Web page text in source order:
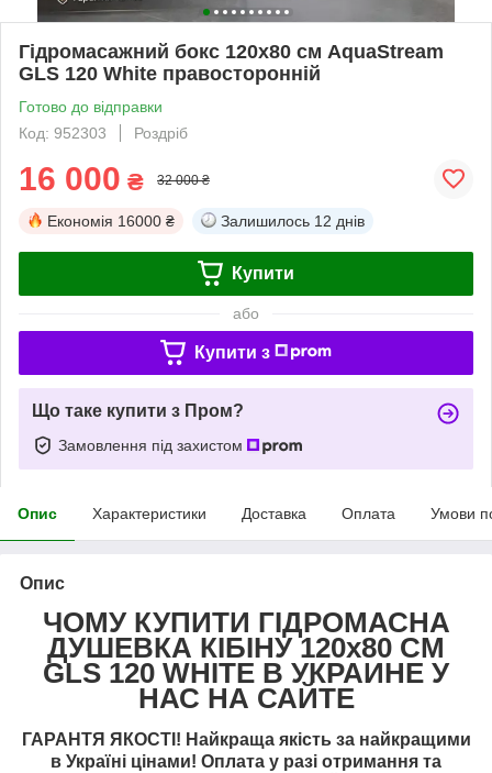
Гідромасажний бокс 120х80 см AquaStream
GLS 120 White правосторонній
Готово до відправки
Код: 952303
Роздріб
16 000 ₴ 32 000 ₴
Економія 16000 ₴ Залишилось 12 днів
Купити
або
Купити з
Що таке купити з Пром?
Замовлення під захистом
Опис Характеристики Доставка Оплата Умови
Опис
ЧОМУ КУПИТИ ГІДРОМАСНА
ДУШЕВКА КІБІНУ 120х80 СМ
GLS 120 WHITE В УКРАИНЕ У
НАС НА САЙТЕ
ГАРАНТЯ ЯКОСТІ! Найкраща якість за найкращими
в Україні цінами! Оплата у разі отримання та